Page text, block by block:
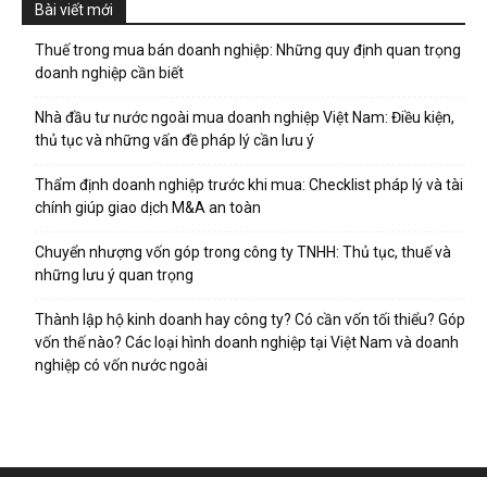
Bài viết mới
Thuế trong mua bán doanh nghiệp: Những quy định quan trọng
doanh nghiệp cần biết
Nhà đầu tư nước ngoài mua doanh nghiệp Việt Nam: Điều kiện,
thủ tục và những vấn đề pháp lý cần lưu ý
Thẩm định doanh nghiệp trước khi mua: Checklist pháp lý và tài
chính giúp giao dịch M&A an toàn
Chuyển nhượng vốn góp trong công ty TNHH: Thủ tục, thuế và
những lưu ý quan trọng
Thành lập hộ kinh doanh hay công ty? Có cần vốn tối thiểu? Góp
vốn thế nào? Các loại hình doanh nghiệp tại Việt Nam và doanh
nghiệp có vốn nước ngoài